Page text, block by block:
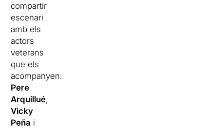
compartir
escenari
amb els
actors
veterans
que els
acompanyen:
Pere
Arquillué,
Vicky
Peña i